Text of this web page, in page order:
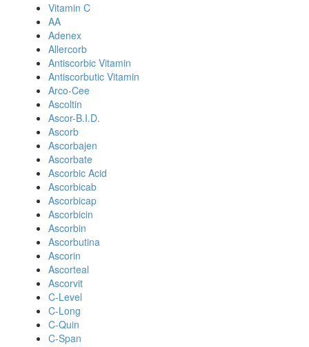
Vitamin C
AA
Adenex
Allercorb
Antiscorbic Vitamin
Antiscorbutic Vitamin
Arco-Cee
Ascoltin
Ascor-B.I.D.
Ascorb
Ascorbajen
Ascorbate
Ascorbic Acid
Ascorbicab
Ascorbicap
Ascorbicin
Ascorbin
Ascorbutina
Ascorin
Ascorteal
Ascorvit
C-Level
C-Long
C-Quin
C-Span